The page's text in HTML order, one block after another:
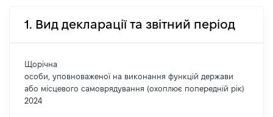
1. Вид декларації та звітний період
Щорічна
особи, уповноваженої на виконання функцій держави
або місцевого самоврядування (охоплює попередній рік)
2024